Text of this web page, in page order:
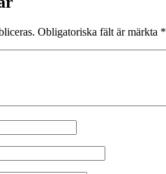
Obligatoriska fält är märkta *